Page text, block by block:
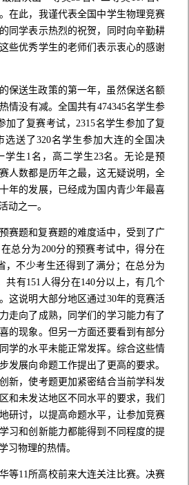
在此，我谨代表全国中学生物理竞赛
同学表示热烈的祝贺，同时向辛勤耕
些优秀学生的老师们表示衷心的感谢
保送生政策的第一年，虽然保送名额
情没有减。全国共有474345名学生参
加了复赛考试，2315名学生参加了复
选送了320名学生参加大连的全国决
学生1名，高二学生23名。无论是预
人数都是历年之最，这无疑说明，全
年的发展，已经成为国内青少年最喜
动之一。
赛题和复赛题的难度适中，受到了广
总分为200分的预赛考试中，得分在
，不少考生还得到了满分；在总分为
共有151人得分在140分以上，有几个
这说明大部分地区通过30年的竞赛活
走向了成熟，同学们的学习能力有了
的现象。但另一方面还要看到有部分
学的水平未能正常发挥。综合这些情
发展向命题工作提出了更高的要求。
新，使考题更加紧密结合当前学科发
和未发达地区不同水平的要求，我们
研讨，以提高命题水平，让参加竞赛
习和创新能力都能得到不同程度的提
习物理的热情。
等11所高校前来大连关注比赛。决赛